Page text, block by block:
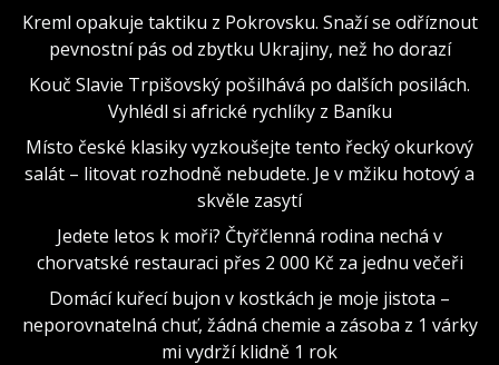
Kreml opakuje taktiku z Pokrovsku. Snaží se odříznout
pevnostní pás od zbytku Ukrajiny, než ho dorazí
Kouč Slavie Trpišovský pošilhává po dalších posilách.
Vyhlédl si africké rychlíky z Baníku
Místo české klasiky vyzkoušejte tento řecký okurkový
salát – litovat rozhodně nebudete. Je v mžiku hotový a
skvěle zasytí
Jedete letos k moři? Čtyřčlenná rodina nechá v
chorvatské restauraci přes 2 000 Kč za jednu večeři
Domácí kuřecí bujon v kostkách je moje jistota –
neporovnatelná chuť, žádná chemie a zásoba z 1 várky
mi vydrží klidně 1 rok